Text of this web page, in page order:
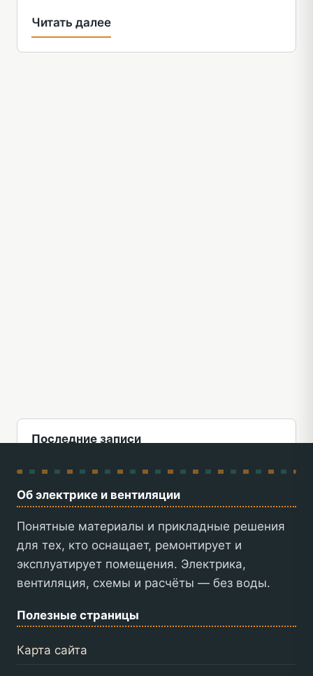
Читать далее
Последние записи
Как оценить состояние инженерных систем
перед открытием объекта
автоматические выключатели, УЗО и базовая
защита
Частые ошибки при монтаже вытяжки и
Обслуживание вентиляции: какие работы
нельзя откладывать
Об электрике и вентиляции
Понятные материалы и прикладные решения
для тех, кто оснащает, ремонтирует и
эксплуатирует помещения. Электрика,
вентиляция, схемы и расчёты — без воды.
Полезные страницы
Карта сайта